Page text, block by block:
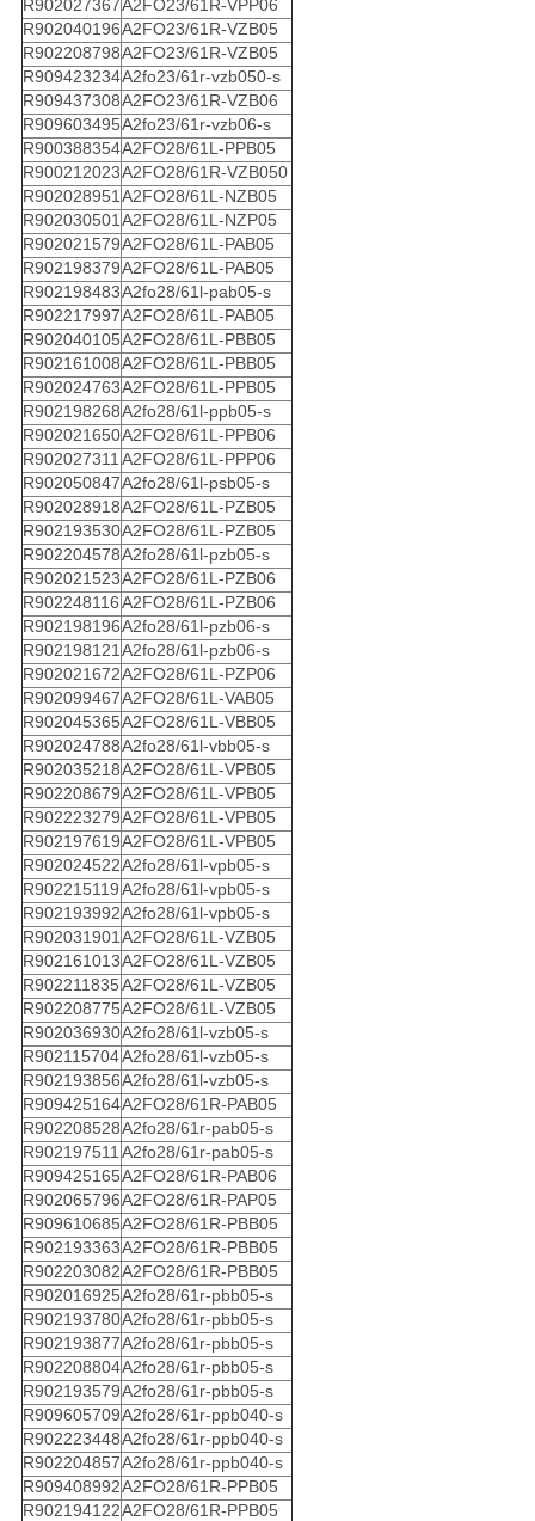
R902027367A2FO23/61R-VPP06
R902040196A2FO23/61R-VZB05
R902208798A2FO23/61R-VZB05
R909423234A2fo23/61r-vzb050-s
R909437308A2FO23/61R-VZB06
R909603495A2fo23/61r-vzb06-s
R900388354A2FO28/61L-PPB05
R900212023A2FO28/61R-VZB050
R902028951A2FO28/61L-NZB05
R902030501A2FO28/61L-NZP05
R902021579A2FO28/61L-PAB05
R902198379A2FO28/61L-PAB05
R902198483A2fo28/61l-pab05-s
R902217997A2FO28/61L-PAB05
R902040105A2FO28/61L-PBB05
R902161008A2FO28/61L-PBB05
R902024763A2FO28/61L-PPB05
R902198268A2fo28/61l-ppb05-s
R902021650A2FO28/61L-PPB06
R902027311A2FO28/61L-PPP06
R902050847A2fo28/61l-psb05-s
R902028918A2FO28/61L-PZB05
R902193530A2FO28/61L-PZB05
R902204578A2fo28/61l-pzb05-s
R902021523A2FO28/61L-PZB06
R902248116A2FO28/61L-PZB06
R902198196A2fo28/61l-pzb06-s
R902198121A2fo28/61l-pzb06-s
R902021672A2FO28/61L-PZP06
R902099467A2FO28/61L-VAB05
R902045365A2FO28/61L-VBB05
R902024788A2fo28/61l-vbb05-s
R902035218A2FO28/61L-VPB05
R902208679A2FO28/61L-VPB05
R902223279A2FO28/61L-VPB05
R902197619A2FO28/61L-VPB05
R902024522A2fo28/61l-vpb05-s
R902215119A2fo28/61l-vpb05-s
R902193992A2fo28/61l-vpb05-s
R902031901A2FO28/61L-VZB05
R902161013A2FO28/61L-VZB05
R902211835A2FO28/61L-VZB05
R902208775A2FO28/61L-VZB05
R902036930A2fo28/61l-vzb05-s
R902115704A2fo28/61l-vzb05-s
R902193856A2fo28/61l-vzb05-s
R909425164A2FO28/61R-PAB05
R902208528A2fo28/61r-pab05-s
R902197511A2fo28/61r-pab05-s
R909425165A2FO28/61R-PAB06
R902065796A2FO28/61R-PAP05
R909610685A2FO28/61R-PBB05
R902193363A2FO28/61R-PBB05
R902203082A2FO28/61R-PBB05
R902016925A2fo28/61r-pbb05-s
R902193780A2fo28/61r-pbb05-s
R902193877A2fo28/61r-pbb05-s
R902208804A2fo28/61r-pbb05-s
R902193579A2fo28/61r-pbb05-s
R909605709A2fo28/61r-ppb040-s
R902223448A2fo28/61r-ppb040-s
R902204857A2fo28/61r-ppb040-s
R909408992A2FO28/61R-PPB05
R902194122A2FO28/61R-PPB05